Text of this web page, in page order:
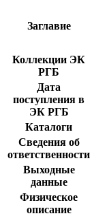
Заглавие
Коллекции ЭК
РГБ
Дата
поступления в
ЭК РГБ
Каталоги
Сведения об
ответственности
Выходные
данные
Физическое
описание